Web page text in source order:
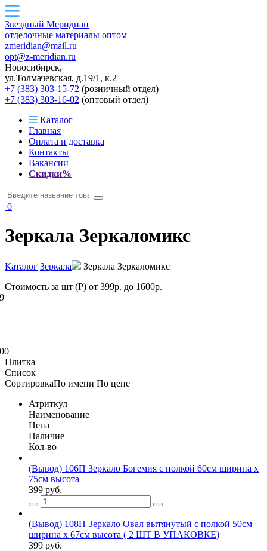
Звездный Меридиан
отделочные материалы оптом
zmeridian@mail.ru
opt@z-meridian.ru
Новосибирск,
ул.Толмачевская, д.19/1, к.2
+7 (383) 303-15-72 (розничный отдел)
+7 (383) 303-16-02 (оптовый отдел)
Каталог
Главная
Оплата и доставка
Контакты
Вакансии
Скидки%
0
Зеркала Зеркаломикс
Каталог Зеркала
Зеркала Зеркаломикс
Стоимость за шт (Р) от 399р. до 1600р.
Плитка
Список
СортировкаПо имени По цене
Атриткул
Наименование
Цена
Наличие
Кол-во
(Вывод) 106П Зеркало Богемия с полкой 60см ширина х
75см высота
399 руб.
(Вывод) 108П Зеркало Овал вытянутый с полкой 50см
ширина х 67см высота ( 2 ШТ В УПАКОВКЕ)
399 руб.